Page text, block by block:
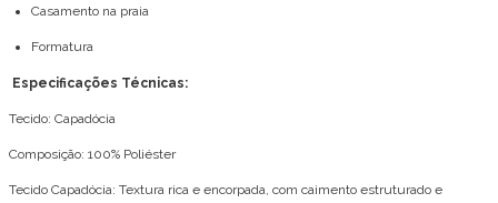
Casamento na praia
Formatura
Especificações Técnicas:
Tecido: Capadócia
Composição: 100% Poliéster
Tecido Capadócia: Textura rica e encorpada, com caimento estruturado e